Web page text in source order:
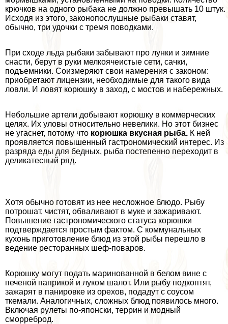
крючков на одного рыбака не должно превышать 10 штук.
Исходя из этого, законопослушные рыбаки ставят,
обычно, три удочки с тремя поводками.
При сходе льда рыбаки забывают про лунки и зимние
снасти, берут в руки мелкоячеистые сети, сачки,
подъемники. Соизмеряют свои намерения с законом:
приобретают лицензии, необходимые для такого вида
ловли. И ловят корюшку в заход, с мостов и набережных.
Небольшие артели добывают корюшку в коммерческих
целях. Их уловы относительно невелики. Но этот бизнес
не угаснет, потому что корюшка вкусная рыба. К ней
проявляется повышенный гастрономический интерес. Из
разряда еды для бедных, рыба постепенно переходит в
деликатесный ряд.
Хотя обычно готовят из нее несложное блюдо. Рыбу
потрошат, чистят, обваливают в муке и зажаривают.
Повышение гастрономического статуса корюшки
подтверждается простым фактом. С коммунальных
кухонь приготовление блюд из этой рыбы перешло в
ведение ресторанных шеф-поваров.
Корюшку могут подать маринованной в белом вине с
печеной паприкой и луком шалот. Или рыбу подкоптят,
зажарят в панировке из орехов, подадут с соусом
ткемали. Аналогичных, сложных блюд появилось много.
Включая рулеты по-японски, террин и модный
сморреброд.